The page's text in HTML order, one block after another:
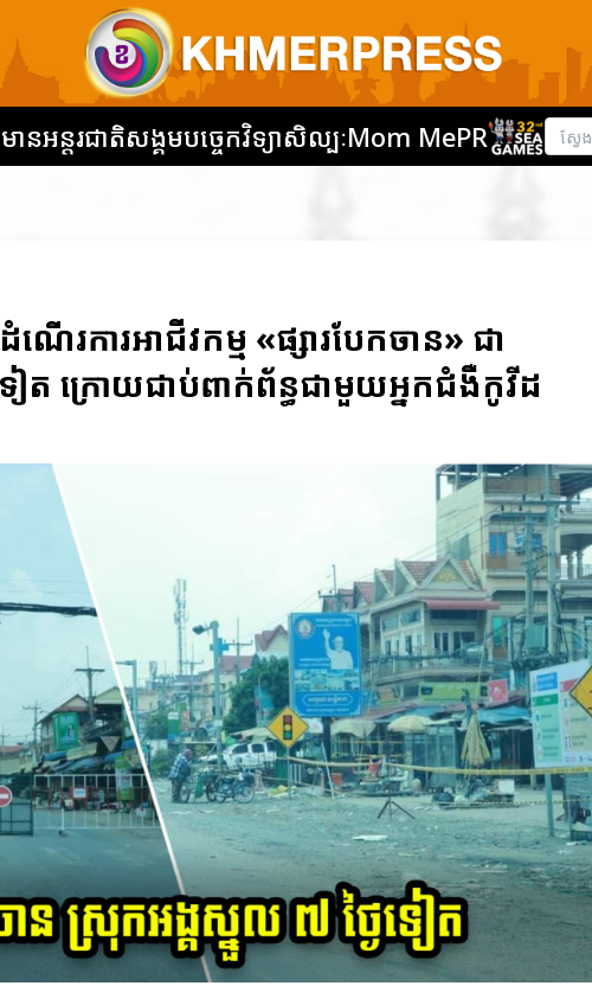
ានអន្តរជាតិសង្គមបច្ចេកវិទ្យាសិល្បៈMom MePR
ណើរការអាជីវកម្ម «ផ្សារបែកចាន» ជា
ៀត ក្រោយជាប់ពាក់ព័ន្ធជាមួយអ្នកជំងឺកូវីដ